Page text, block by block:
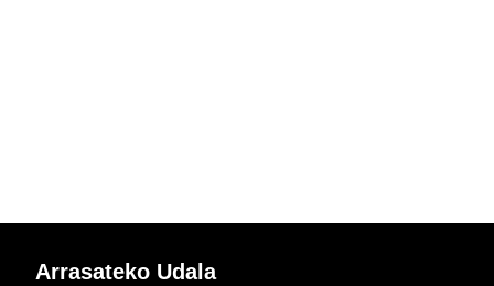
Arrasateko Udala